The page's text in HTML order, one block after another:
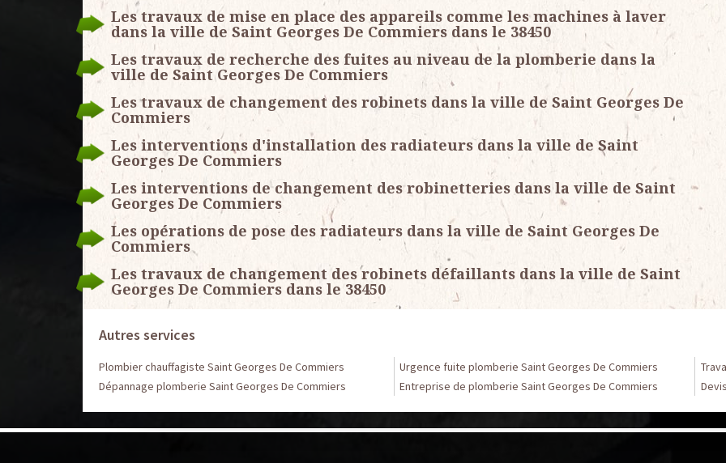
Les travaux de mise en place des appareils comme les machines à laver
dans la ville de Saint Georges De Commiers dans le 38450
Les travaux de recherche des fuites au niveau de la plomberie dans la
ville de Saint Georges De Commiers
Les travaux de changement des robinets dans la ville de Saint Georges De
Commiers
Les interventions d'installation des radiateurs dans la ville de Saint
Georges De Commiers
Les interventions de changement des robinetteries dans la ville de Saint
Georges De Commiers
Les opérations de pose des radiateurs dans la ville de Saint Georges De
Commiers
Les travaux de changement des robinets défaillants dans la ville de Saint
Georges De Commiers dans le 38450
Autres services
Plombier chauffagiste Saint Georges De Commiers
Dépannage plomberie Saint Georges De Commiers
Urgence fuite plomberie Saint Georges De Commiers
Entreprise de plomberie Saint Georges De Commiers